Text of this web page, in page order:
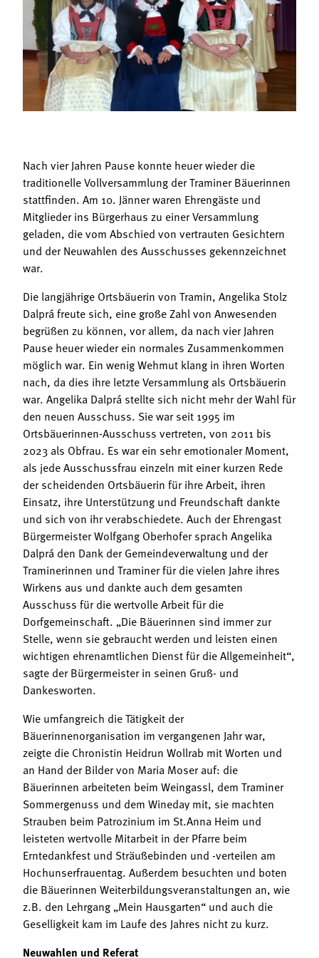
Mitgliedschaft
Landessekretariat
Bäuerliche Buffets
Hofgeschichten
Nach vier Jahren Pause konnte heuer wieder die
traditionelle Vollversammlung der Traminer Bäuerinnen
stattfinden. Am 10. Jänner waren Ehrengäste und
Mitglieder ins Bürgerhaus zu einer Versammlung
geladen, die vom Abschied von vertrauten Gesichtern
und der Neuwahlen des Ausschusses gekennzeichnet
war.
Die langjährige Ortsbäuerin von Tramin, Angelika Stolz
Dalprá freute sich, eine große Zahl von Anwesenden
begrüßen zu können, vor allem, da nach vier Jahren
Pause heuer wieder ein normales Zusammenkommen
möglich war. Ein wenig Wehmut klang in ihren Worten
nach, da dies ihre letzte Versammlung als Ortsbäuerin
war. Angelika Dalprá stellte sich nicht mehr der Wahl für
den neuen Ausschuss. Sie war seit 1995 im
Ortsbäuerinnen-Ausschuss vertreten, von 2011 bis
2023 als Obfrau. Es war ein sehr emotionaler Moment,
als jede Ausschussfrau einzeln mit einer kurzen Rede
der scheidenden Ortsbäuerin für ihre Arbeit, ihren
Einsatz, ihre Unterstützung und Freundschaft dankte
und sich von ihr verabschiedete. Auch der Ehrengast
Bürgermeister Wolfgang Oberhofer sprach Angelika
Dalprá den Dank der Gemeindeverwaltung und der
Traminerinnen und Traminer für die vielen Jahre ihres
Wirkens aus und dankte auch dem gesamten
Ausschuss für die wertvolle Arbeit für die
Dorfgemeinschaft. „Die Bäuerinnen sind immer zur
Stelle, wenn sie gebraucht werden und leisten einen
wichtigen ehrenamtlichen Dienst für die Allgemeinheit“,
sagte der Bürgermeister in seinen Gruß- und
Dankesworten.
Wie umfangreich die Tätigkeit der
Bäuerinnenorganisation im vergangenen Jahr war,
zeigte die Chronistin Heidrun Wollrab mit Worten und
an Hand der Bilder von Maria Moser auf: die
Bäuerinnen arbeiteten beim Weingassl, dem Traminer
Sommergenuss und dem Wineday mit, sie machten
Strauben beim Patrozinium im St.Anna Heim und
leisteten wertvolle Mitarbeit in der Pfarre beim
Erntedankfest und Sträußebinden und -verteilen am
Hochunserfrauentag. Außerdem besuchten und boten
die Bäuerinnen Weiterbildungsveranstaltungen an, wie
z.B. den Lehrgang „Mein Hausgarten“ und auch die
Geselligkeit kam im Laufe des Jahres nicht zu kurz.
Neuwahlen und Referat